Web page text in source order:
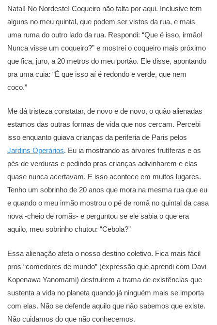
Natal! No Nordeste! Coqueiro não falta por aqui. Inclusive tem
alguns no meu quintal, que podem ser vistos da rua, e mais
uma ruma do outro lado da rua. Respondi: “Que é isso, irmão!
Nunca visse um coqueiro?” e mostrei o coqueiro mais próximo
que fica, juro, a 20 metros do meu portão. Ele disse, apontando
pra uma cuia: “É que isso aí é redondo e verde, que nem
coco.”
Me dá tristeza constatar, de novo e de novo, o quão alienadas
estamos das outras formas de vida que nos cercam. Percebi
isso enquanto guiava crianças da periferia de Paris pelos
Jardins Operários. Eu ia mostrando as árvores frutíferas e os
pés de verduras e pedindo pras crianças adivinharem e elas
quase nunca acertavam. E isso acontece em muitos lugares.
Tenho um sobrinho de 20 anos que mora na mesma rua que eu
e quando o meu irmão mostrou o pé de romã no quintal da casa
nova -cheio de romãs- e perguntou se ele sabia o que era
aquilo, meu sobrinho chutou: “Cebola?”
Essa alienação afeta o nosso destino coletivo. Fica mais fácil
pros “comedores de mundo” (expressão que aprendi com Davi
Kopenawa Yanomami) destruirem a trama de existências que
sustenta a vida no planeta quando já ninguém mais se importa
com elas. Não se defende aquilo que não sabemos que existe.
Não cuidamos do que não conhecemos.